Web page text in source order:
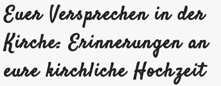
Euer Versprechen in der
Kirche: Erinnerungen an
eure kirchliche Hochzeit